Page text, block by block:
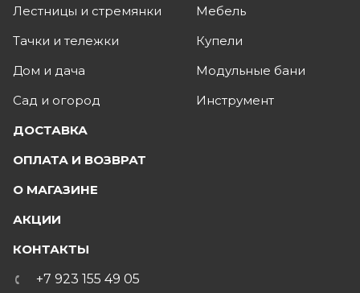
Лестницы и стремянки
Тачки и тележки
Дом и дача
Сад и огород
Мебель
Купели
Модульные бани
Инструмент
ДОСТАВКА
ОПЛАТА И ВОЗВРАТ
О МАГАЗИНЕ
АКЦИИ
КОНТАКТЫ
+7 923 155 49 05